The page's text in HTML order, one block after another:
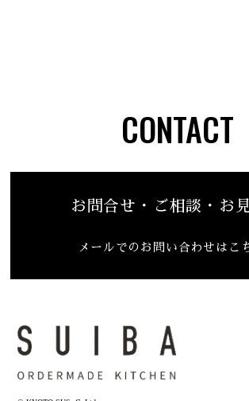
CONTACT
お問合せ・ご相談・お
メールでのお問い合わせはこ